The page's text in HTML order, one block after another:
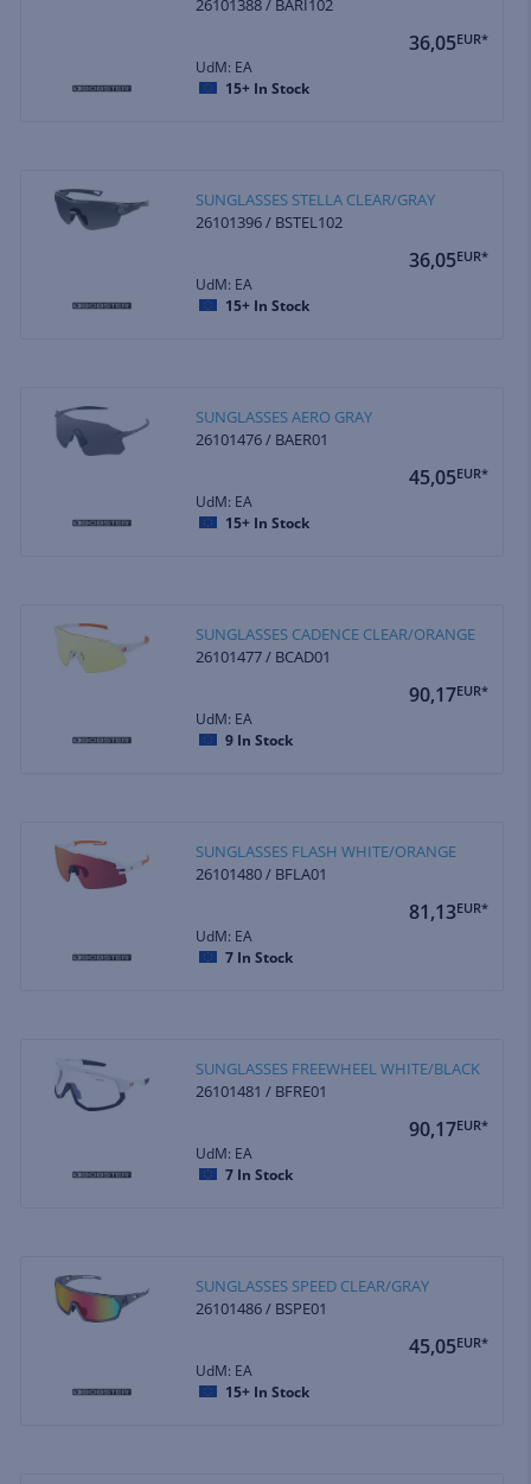
26101388 / BARI102
36,05EUR*
UdM: EA
15+ In Stock
SUNGLASSES STELLA CLEAR/GRAY
26101396 / BSTEL102
36,05EUR*
UdM: EA
15+ In Stock
SUNGLASSES AERO GRAY
26101476 / BAER01
45,05EUR*
UdM: EA
15+ In Stock
SUNGLASSES CADENCE CLEAR/ORANGE
26101477 / BCAD01
90,17EUR*
UdM: EA
9 In Stock
SUNGLASSES FLASH WHITE/ORANGE
26101480 / BFLA01
81,13EUR*
UdM: EA
7 In Stock
SUNGLASSES FREEWHEEL WHITE/BLACK
26101481 / BFRE01
90,17EUR*
UdM: EA
7 In Stock
SUNGLASSES SPEED CLEAR/GRAY
26101486 / BSPE01
45,05EUR*
UdM: EA
15+ In Stock